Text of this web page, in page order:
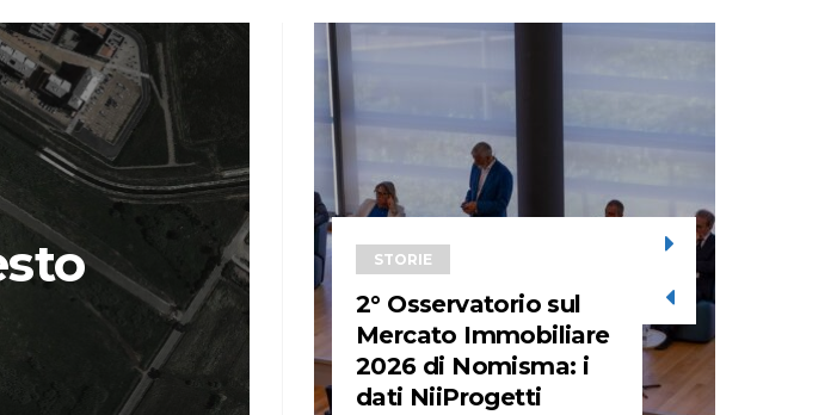
Headquarters:
che
STORIE
2° Osservatorio sul
Mercato Immobiliare
2026 di Nomisma: i
dati NiiProgetti